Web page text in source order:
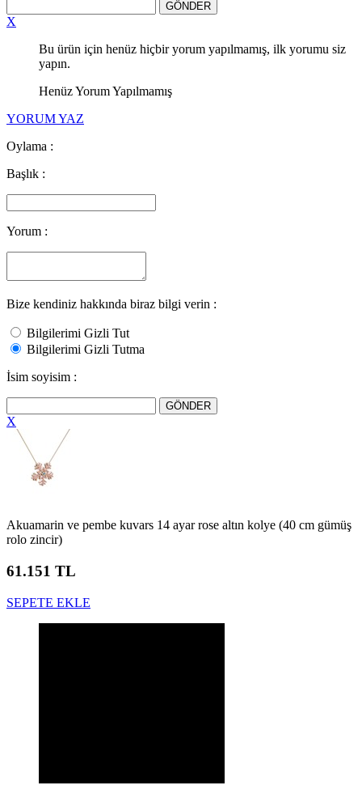
X
Bu ürün için henüz hiçbir yorum yapılmamış, ilk yorumu siz
yapın.
Henüz Yorum Yapılmamış
YORUM YAZ
Oylama :
Başlık :
Yorum :
Bize kendiniz hakkında biraz bilgi verin :
Bilgilerimi Gizli Tut
Bilgilerimi Gizli Tutma
İsim soyisim :
X
Akuamarin ve pembe kuvars 14 ayar rose altın kolye (40 cm gümüş
rolo zincir)
61.151 TL
SEPETE EKLE